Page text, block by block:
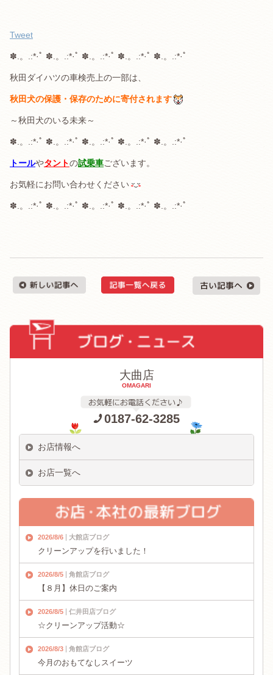
Tweet
✽.。.:*·ﾟ ✽.。.:*·ﾟ ✽.。.:*·ﾟ ✽.。.:*·ﾟ ✽.。.:*·ﾟ
秋田ダイハツの車検売上の一部は、
秋田犬の保護・保存のために寄付されます
～秋田犬のいる未来～
✽.。.:*·ﾟ ✽.。.:*·ﾟ ✽.。.:*·ﾟ ✽.。.:*·ﾟ ✽.。.:*·ﾟ
トールやタントの試乗車ございます。
お気軽にお問い合わせください
✽.。.:*·ﾟ ✽.。.:*·ﾟ ✽.。.:*·ﾟ ✽.。.:*·ﾟ ✽.。.:*·ﾟ
大曲店
OMAGARI
0187-62-3285
お店情報へ
お店一覧へ
2026/8/6 大館店ブログ
クリーンアップを行いました！
2026/8/5 角館店ブログ
【８月】休日のご案内
2026/8/5 仁井田店ブログ
☆クリーンアップ活動☆
2026/8/3 角館店ブログ
今月のおもてなしスイーツ